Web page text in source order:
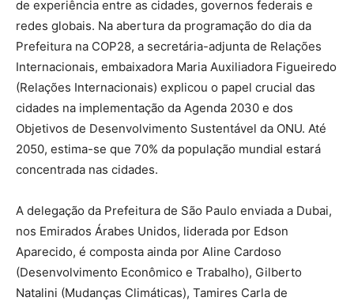
de experiência entre as cidades, governos federais e
redes globais. Na abertura da programação do dia da
Prefeitura na COP28, a secretária-adjunta de Relações
Internacionais, embaixadora Maria Auxiliadora Figueiredo
(Relações Internacionais) explicou o papel crucial das
cidades na implementação da Agenda 2030 e dos
Objetivos de Desenvolvimento Sustentável da ONU. Até
2050, estima-se que 70% da população mundial estará
concentrada nas cidades.
A delegação da Prefeitura de São Paulo enviada a Dubai,
nos Emirados Árabes Unidos, liderada por Edson
Aparecido, é composta ainda por Aline Cardoso
(Desenvolvimento Econômico e Trabalho), Gilberto
Natalini (Mudanças Climáticas), Tamires Carla de